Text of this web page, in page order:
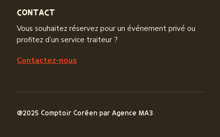
CONTACT
Vous souhaitez réservez pour un événement privé ou
profitez d’un service traiteur ?
Contactez-nous
@2025 Comptoir Coréen par Agence MA3